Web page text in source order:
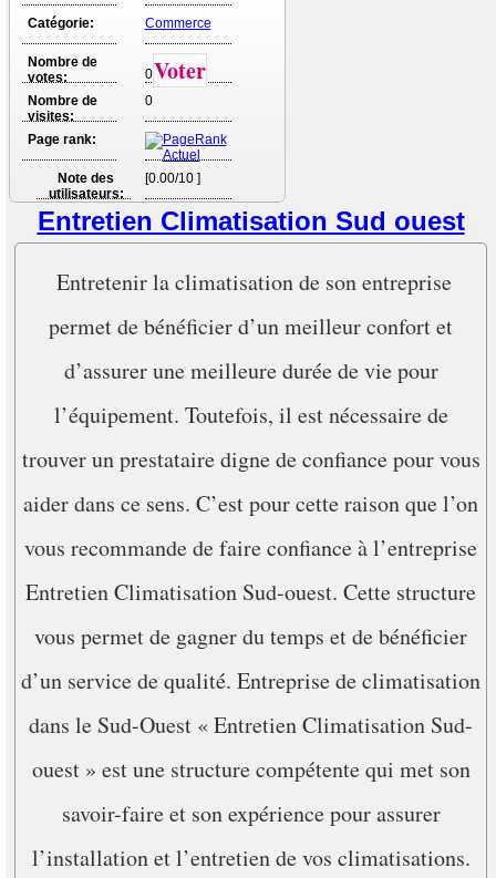
Catégorie: Commerce
Nombre de
votes:
0Voter
Nombre de
visites:
0
Page rank:
Note des
utilisateurs:
[0.00/10 ]
Entretien Climatisation Sud ouest
Entretenir la climatisation de son entreprise
permet de bénéficier d’un meilleur confort et
d’assurer une meilleure durée de vie pour
l’équipement. Toutefois, il est nécessaire de
trouver un prestataire digne de confiance pour vous
aider dans ce sens. C’est pour cette raison que l’on
vous recommande de faire confiance à l’entreprise
Entretien Climatisation Sud-ouest. Cette structure
vous permet de gagner du temps et de bénéficier
d’un service de qualité. Entreprise de climatisation
dans le Sud-Ouest « Entretien Climatisation Sud-
ouest » est une structure compétente qui met son
savoir-faire et son expérience pour assurer
l’installation et l’entretien de vos climatisations.